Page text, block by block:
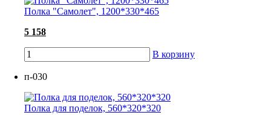
Полка "Самолет", 1200*330*465
5 158
В корзину
п-030
Полка для поделок, 560*320*320